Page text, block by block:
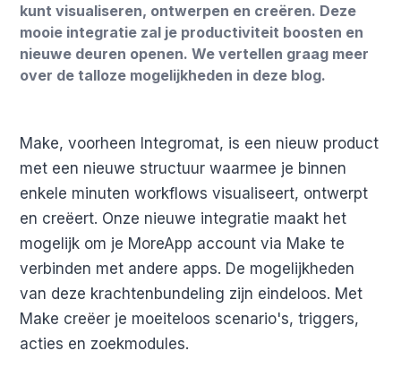
kunt visualiseren, ontwerpen en creëren. Deze
mooie integratie zal je productiviteit boosten en
nieuwe deuren openen. We vertellen graag meer
over de talloze mogelijkheden in deze blog.
Make, voorheen Integromat, is een nieuw product
met een nieuwe structuur waarmee je binnen
enkele minuten workflows visualiseert, ontwerpt
en creëert. Onze nieuwe integratie maakt het
mogelijk om je MoreApp account via Make te
verbinden met andere apps. De mogelijkheden
van deze krachtenbundeling zijn eindeloos. Met
Make creëer je moeiteloos scenario's, triggers,
acties en zoekmodules.